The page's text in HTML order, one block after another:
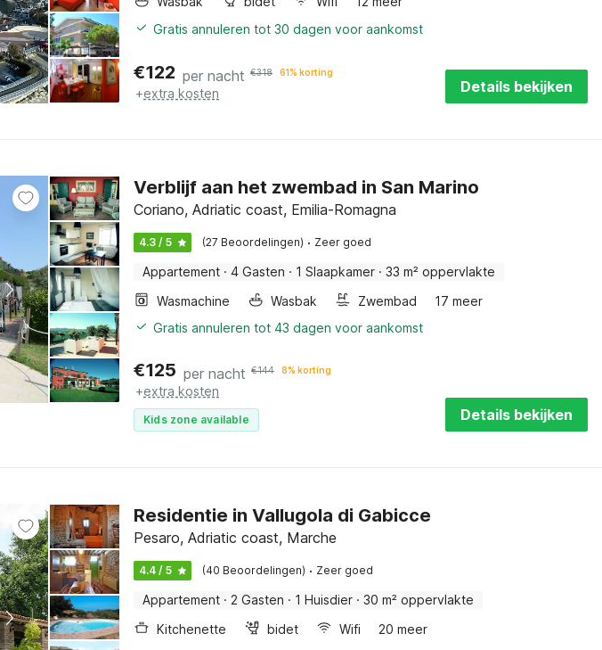
Gratis annuleren tot 30 dagen voor aankomst
€122 per nacht €318 61% korting
+extra kosten Details bekijken
Verblijf aan het zwembad in San Marino
Coriano, Adriatic coast, Emilia-Romagna
4.3 / 5 (27 Beoordelingen) · Zeer goed
Appartement · 4 Gasten · 1 Slaapkamer · 33 m² oppervlakte
Wasmachine
Wasbak Zwembad
17 meer
Gratis annuleren tot 43 dagen voor aankomst
€125 per nacht €144 8% korting
+extra kosten
Kids zone available Details bekijken
Residentie in Vallugola di Gabicce
Pesaro, Adriatic coast, Marche
4.4 / 5 (40 Beoordelingen) · Zeer goed
Appartement · 2 Gasten · 1 Huisdier · 30 m² oppervlakte
Kitchenette
bidet Wifi
20 meer